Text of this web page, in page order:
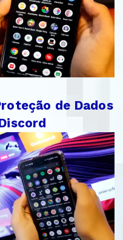
de Dados